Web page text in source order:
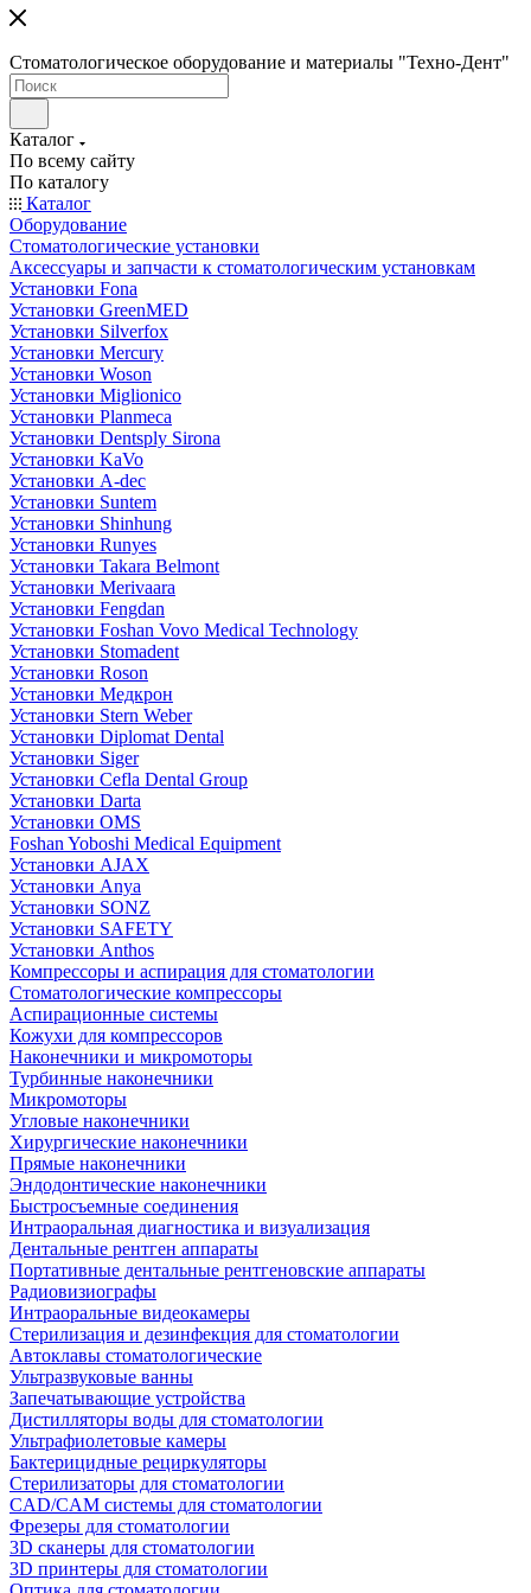
Стоматологическое оборудование и материалы "Техно-Дент"
Каталог
По всему сайту
По каталогу
Каталог
Оборудование
Стоматологические установки
Аксессуары и запчасти к стоматологическим установкам
Установки Fona
Установки GreenMED
Установки Silverfox
Установки Mercury
Установки Woson
Установки Miglionico
Установки Planmeca
Установки Dentsply Sirona
Установки KaVo
Установки A-dec
Установки Suntem
Установки Shinhung
Установки Runyes
Установки Takara Belmont
Установки Merivaara
Установки Fengdan
Установки Foshan Vovo Medical Technology
Установки Stomadent
Установки Roson
Установки Медкрон
Установки Stern Weber
Установки Diplomat Dental
Установки Siger
Установки Cefla Dental Group
Установки Darta
Установки OMS
Foshan Yoboshi Medical Equipment
Установки AJAX
Установки Anya
Установки SONZ
Установки SAFETY
Установки Anthos
Компрессоры и аспирация для стоматологии
Стоматологические компрессоры
Аспирационные системы
Кожухи для компрессоров
Наконечники и микромоторы
Турбинные наконечники
Микромоторы
Угловые наконечники
Хирургические наконечники
Прямые наконечники
Эндодонтические наконечники
Быстросъемные соединения
Интраоральная диагностика и визуализация
Дентальные рентген аппараты
Портативные дентальные рентгеновские аппараты
Радиовизиографы
Интраоральные видеокамеры
Стерилизация и дезинфекция для стоматологии
Автоклавы стоматологические
Ультразвуковые ванны
Запечатывающие устройства
Дистилляторы воды для стоматологии
Ультрафиолетовые камеры
Бактерицидные рециркуляторы
Стерилизаторы для стоматологии
CAD/CAM системы для стоматологии
Фрезеры для стоматологии
3D cканеры для стоматологии
3D принтеры для стоматологии